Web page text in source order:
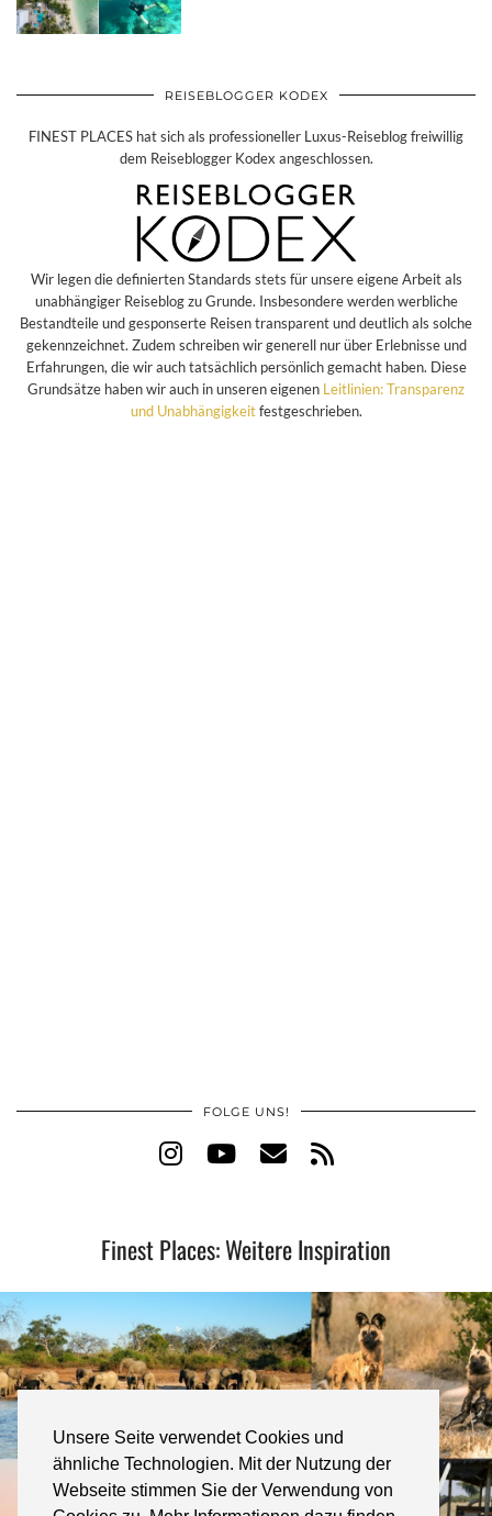
Unsere Seite verwendet Cookies und
ähnliche Technologien. Mit der Nutzung der
Webseite stimmen Sie der Verwendung von
REISEBLOGGER KODEX
FINEST PLACES hat sich als professioneller Luxus-Reiseblog freiwillig
dem Reiseblogger Kodex angeschlossen.
Wir legen die definierten Standards stets für unsere eigene Arbeit als
unabhängiger Reiseblog zu Grunde. Insbesondere werden werbliche
Bestandteile und gesponserte Reisen transparent und deutlich als solche
gekennzeichnet. Zudem schreiben wir generell nur über Erlebnisse und
Erfahrungen, die wir auch tatsächlich persönlich gemacht haben. Diese
Grundsätze haben wir auch in unseren eigenen Leitlinien: Transparenz
und Unabhängigkeitfestgeschrieben.
FOLGE UNS!
Finest Places: Weitere Inspiration